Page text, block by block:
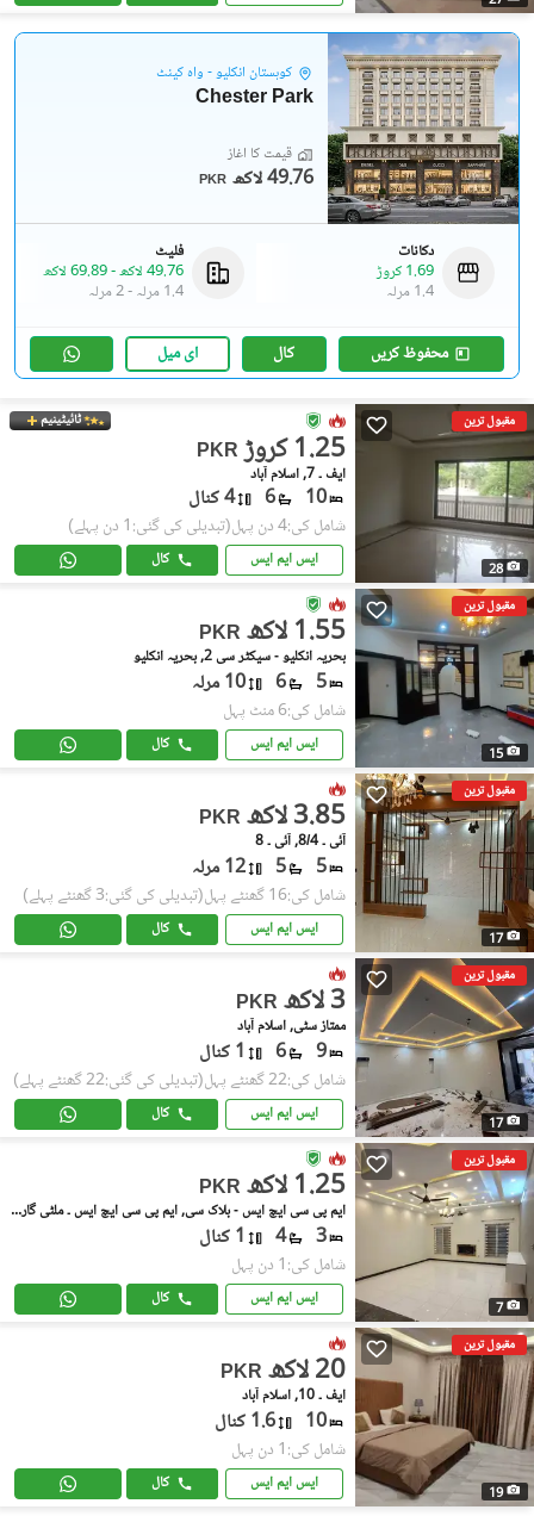
کوہستان انکلیو - واہ کینٹ
Chester Park
قیمت کا آغاز
PKR 49.76 لاکھ
دکانات
1.69 کروڑ
1.4 مرلہ
فلیٹ
49.76 لاکھ
-69.89 لاکھ
1.4 مرلہ
-2 مرلہ
محفوظ کریں کال ای میل
مقبول ترین
28
ٹائیٹینیم
PKR 1.25 کروڑ
ایف ۔ 7, اسلام آباد
10
6 4 کنال
شامل کی:4 دن پہل (تبدیلی کی گئی:1 دن پہلے)
ایس ایم ایس کال
مقبول ترین
15
PKR 1.55 لاکھ
بحریہ انکلیو - سیکٹر سی 2, بحریہ انکلیو
5
6 10 مرلہ
شامل کی:6 منٹ پہل
ایس ایم ایس کال
مقبول ترین
17
PKR 3.85 لاکھ
آئی ۔ 8/4, آئی ۔ 8
5
5 12 مرلہ
شامل کی:16 گھنٹے پہل (تبدیلی کی گئی:3 گھنٹے پہلے)
ایس ایم ایس کال
مقبول ترین
17
PKR 3 لاکھ
ممتاز سٹی, اسلام آباد
9
6 1 کنال
شامل کی:22 گھنٹے پہل (تبدیلی کی گئی:22 گھنٹے پہلے)
ایس ایم ایس کال
مقبول ترین
7
PKR 1.25 لاکھ
ایم پی سی ایچ ایس - بلاک سی, ایم پی سی ایچ ایس ۔ ملٹی گارڈنز
3
4 1 کنال
شامل کی:1 دن پہل
ایس ایم ایس کال
مقبول ترین
19
PKR 20 لاکھ
ایف ۔ 10, اسلام آباد
10 1.6 کنال
شامل کی:1 دن پہل
ایس ایم ایس کال